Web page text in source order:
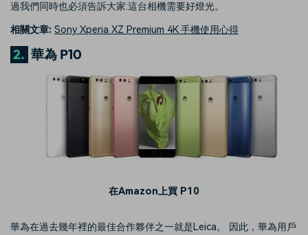
過我們同時也必須告訴大家:這台相機需要好燈光。
相關文章: Sony Xperia XZ Premium 4K 手機使用心得
2. 華為 P10
在Amazon上買 P10
華為在過去幾年裡的最佳合作夥伴之一就是Leica。 因此，華為用戶